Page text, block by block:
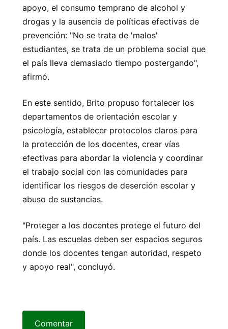
apoyo, el consumo temprano de alcohol y
drogas y la ausencia de políticas efectivas de
prevención: "No se trata de 'malos'
estudiantes, se trata de un problema social que
el país lleva demasiado tiempo postergando",
afirmó.
En este sentido, Brito propuso fortalecer los
departamentos de orientación escolar y
psicología, establecer protocolos claros para
la protección de los docentes, crear vías
efectivas para abordar la violencia y coordinar
el trabajo social con las comunidades para
identificar los riesgos de deserción escolar y
abuso de sustancias.
"Proteger a los docentes protege el futuro del
país. Las escuelas deben ser espacios seguros
donde los docentes tengan autoridad, respeto
y apoyo real", concluyó.
Comentar